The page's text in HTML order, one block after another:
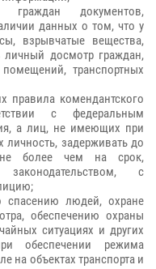
документов,
данных о том, что у
взрывчатые вещества,
личный досмотр граждан,
транспортных
правила комендантского
с федеральным
а лиц, не имеющих при
задерживать до
более чем на срок,
с
людей, охране
обеспечению охраны
ситуациях и других
обеспечении режима
на объектах транспорта и